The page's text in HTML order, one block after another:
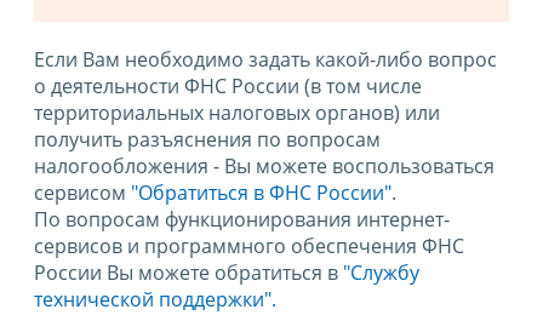
Если Вам необходимо задать какой-либо вопрос
о деятельности ФНС России (в том числе
территориальных налоговых органов) или
получить разъяснения по вопросам
налогообложения - Вы можете воспользоваться
сервисом "Обратиться в ФНС России".
По вопросам функционирования интернет-
сервисов и программного обеспечения ФНС
России Вы можете обратиться в "Службу
технической поддержки".